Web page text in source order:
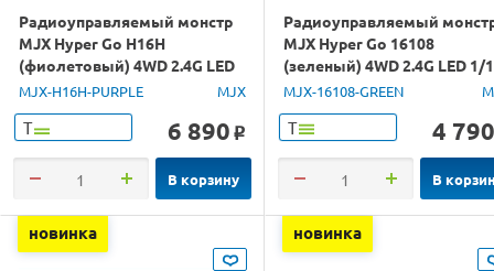
Радиоуправляемый монстр
MJX Hyper Go H16H
(фиолетовый) 4WD 2.4G LED
GPS 1/16 RTR
MJX-H16H-PURPLE MJX
Т 6 890 o
В корзину
Радиоуправляемый
MJX Hyper Go 16108
(зеленый) 4WD 2.4G LED 1/
RTR
MJX-16108-GREEN
Т 4 790
В
новинка новинка